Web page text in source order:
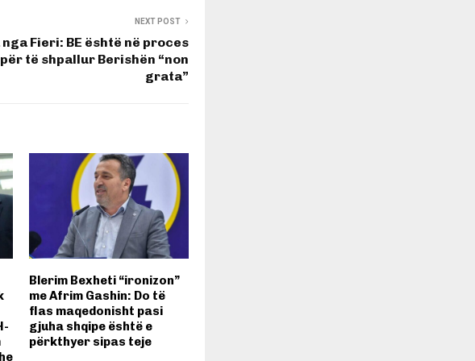
NEXT POST
nga Fieri: BE është në proces
për të shpallur Berishën “non
grata”
Blerim Bexheti “ironizon”
me Afrim Gashin: Do të
flas maqedonisht pasi
gjuha shqipe është e
përkthyer sipas teje